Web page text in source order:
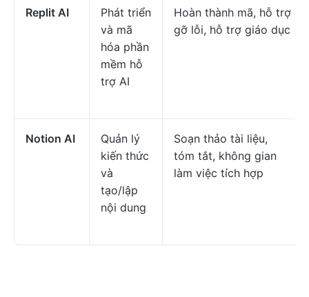
Replit AI
Phát triển
và mã
hóa phần
mềm hỗ
trợ AI
Hoàn thành mã, hỗ trợ
gỡ lỗi, hỗ trợ giáo dục
Notion AI
Quản lý
kiến thức
và
tạo/lập
nội dung
Soạn thảo tài liệu,
tóm tắt, không gian
làm việc tích hợp